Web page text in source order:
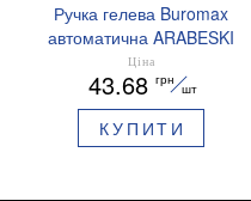
Ручка гелева Buromax
автоматична ARABESKI
0.5 мм ароматизований
грип синє чорнило в
блістері BM.8379-02
Ціна
43.68 грн
шт
КУПИТИ